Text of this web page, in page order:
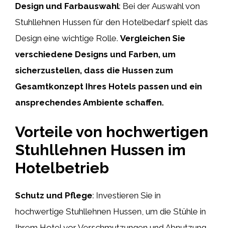
Design und Farbauswahl: Bei der Auswahl von
Stuhllehnen Hussen für den Hotelbedarf spielt das
Design eine wichtige Rolle. Vergleichen Sie
verschiedene Designs und Farben, um
sicherzustellen, dass die Hussen zum
Gesamtkonzept Ihres Hotels passen und ein
ansprechendes Ambiente schaffen.
Vorteile von hochwertigen
Stuhllehnen Hussen im
Hotelbetrieb
Schutz und Pflege: Investieren Sie in
hochwertige Stuhllehnen Hussen, um die Stühle in